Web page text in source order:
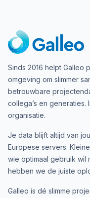
Sinds 2016 helpt Galleo
omgeving om slimmer
betrouwbare
collega’s en
organisatie.
Je data blijft altijd van
Europese servers.
wie optimaal gebruik wil
hebben we de juiste
Galleo is dé slimme